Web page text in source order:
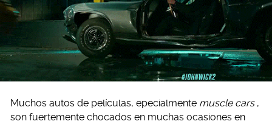
Muchos autos de películas, epecialmente muscle cars ,
son fuertemente chocados en muchas ocasiones en